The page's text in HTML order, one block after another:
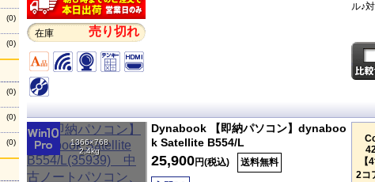
(0)
(0)
(0)
(0)
(0)
在庫 売り切れ
ル♪
1366×768
2.4kg
Dynabook 【即納パソコン】dynaboo
k Satellite B554/L
25,900円(税込) 送料無料
【
2コ